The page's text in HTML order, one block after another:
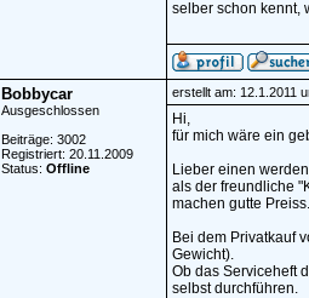
selber schon kennt,
Bobbycar
Ausgeschlossen
Beiträge: 3002
Registriert: 20.11.2009
Status: Offline
erstellt am: 12.1.2011
Hi,
für mich wäre ein
Lieber einen
als der freundliche
machen gutte
Bei dem Privatkauf
Gewicht).
Ob das Serviceheft
selbst durchführen.